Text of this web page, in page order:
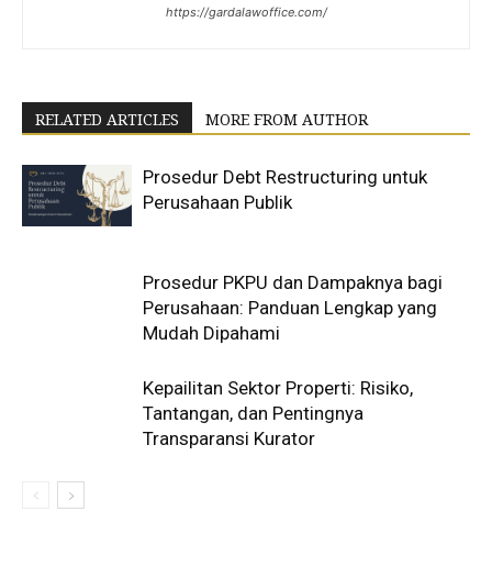
https://gardalawoffice.com/
RELATED ARTICLES MORE FROM AUTHOR
Prosedur Debt Restructuring untuk
Perusahaan Publik
Prosedur PKPU dan Dampaknya bagi
Perusahaan: Panduan Lengkap yang
Mudah Dipahami
Kepailitan Sektor Properti: Risiko,
Tantangan, dan Pentingnya
Transparansi Kurator